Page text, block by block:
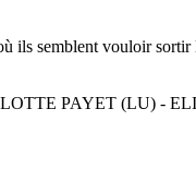
ils semblent vouloir
PAYET (LU) -